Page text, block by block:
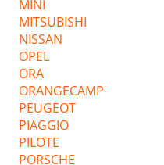
MINI
MITSUBISHI
NISSAN
OPEL
ORA
ORANGECAMP
PEUGEOT
PIAGGIO
PILOTE
PORSCHE